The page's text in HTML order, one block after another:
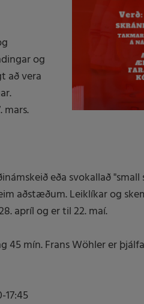
og
að vera
mars.
eða svokallað "small
aðstæðum. Leiklíkar og
apríl og er til 22. maí.
mín. Frans Wöhler er